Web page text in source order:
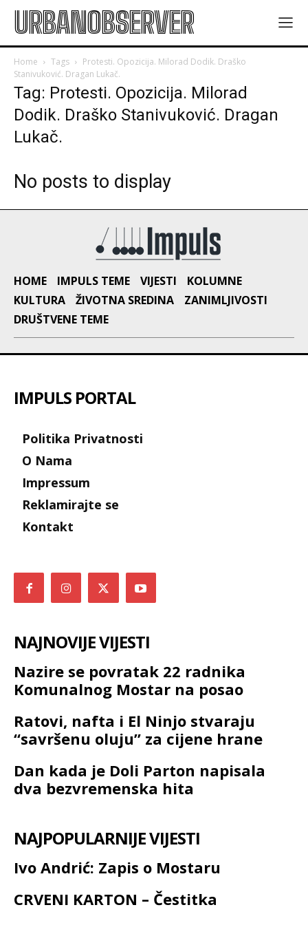
URBANOBSERVER
Home Tags
Protesti. Opozicija. Milorad Dodik. Draško
Stanivuković. Dragan Lukač.
Tag: Protesti. Opozicija. Milorad
Dodik. Draško Stanivuković. Dragan
Lukač.
No posts to display
HOME IMPULS TEME VIJESTI
KOLUMNE
KULTURA
ŽIVOTNA SREDINA
ZANIMLJIVOSTI
DRUŠTVENE TEME
IMPULS PORTAL
Politika Privatnosti
O Nama
Impressum
Reklamirajte se
Kontakt
NAJNOVIJE VIJESTI
Nazire se povratak 22 radnika
Komunalnog Mostar na posao
Ratovi, nafta i El Ninjo stvaraju
“savršenu oluju” za cijene hrane
Dan kada je Doli Parton napisala
dva bezvremenska hita
NAJPOPULARNIJE VIJESTI
Ivo Andrić: Zapis o Mostaru
CRVENI KARTON – Čestitka